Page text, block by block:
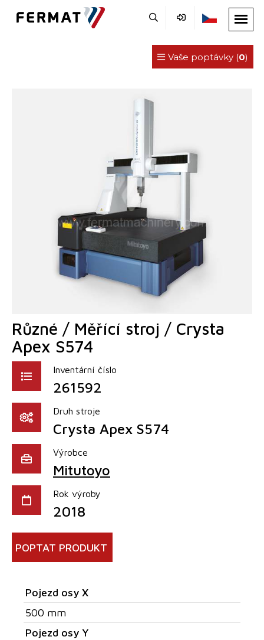
Vaše poptávky (0)
Různé / Měřící stroj / Crysta
Apex S574
Inventární číslo
261592
Druh stroje
Crysta Apex S574
Výrobce
Mitutoyo
Rok výroby
2018
POPTAT PRODUKT
Pojezd osy X
500 mm
Pojezd osy Y